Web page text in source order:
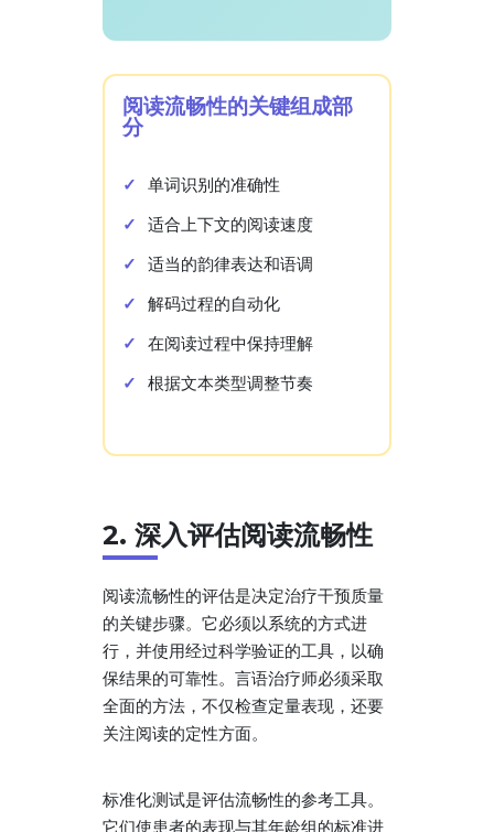
阅读流畅性的关键组成部
分
单词识别的准确性
适合上下文的阅读速度
适当的韵律表达和语调
解码过程的自动化
在阅读过程中保持理解
根据文本类型调整节奏
2. 深入评估阅读流畅性
阅读流畅性的评估是决定治疗干预质量
的关键步骤。它必须以系统的方式进
行，并使用经过科学验证的工具，以确
保结果的可靠性。言语治疗师必须采取
全面的方法，不仅检查定量表现，还要
关注阅读的定性方面。
标准化测试是评估流畅性的参考工具。
它们使患者的表现与其年龄组的标准进